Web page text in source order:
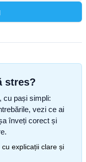
stres?
cu pași simpli:
vezi ce ai
înveți corect și
, cu explicații clare și